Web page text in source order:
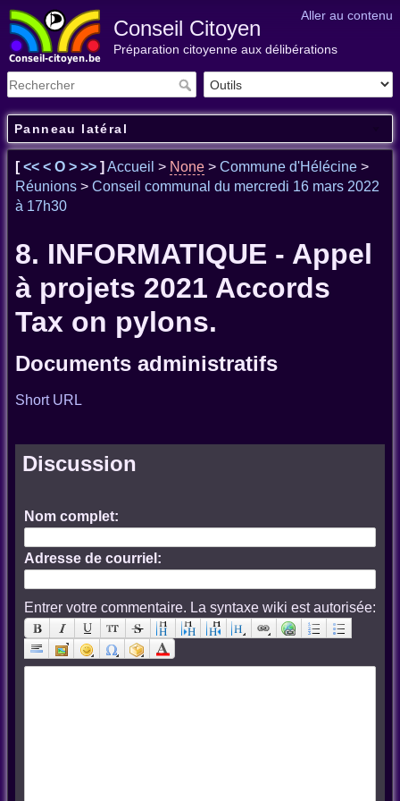
Aller au contenu
Conseil Citoyen
Préparation citoyenne aux délibérations
Panneau latéral
[<< < O > >> ] Accueil > None > Commune d'Hélécine >
Réunions > Conseil communal du mercredi 16 mars 2022
à 17h30
8. INFORMATIQUE - Appel
à projets 2021 Accords
Tax on pylons.
Documents administratifs
Short URL
Discussion
Nom complet:
Adresse de courriel:
Entrer votre commentaire. La syntaxe wiki est autorisée: